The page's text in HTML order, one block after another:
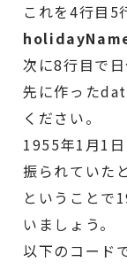
これを4行目5
次に8行目で
先に作った
ください。
1955年1月1
振られていた
ということ
いましょう。
以下のコード